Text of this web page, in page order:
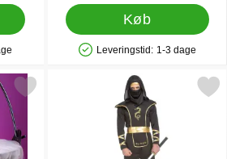
lager
Køb
Produkttilgængelighed: På lager
Leveringstid: 1-3 dage
Vand som favoritMarkér sort Ninja